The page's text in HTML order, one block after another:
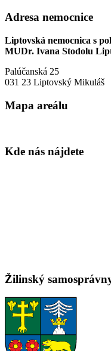
Adresa nemocnice
Liptovská nemocnica s
MUDr. Ivana Stodolu
Palúčanská 25
031 23 Liptovský Mikuláš
Mapa areálu
Kde nás nájdete
Žilinský